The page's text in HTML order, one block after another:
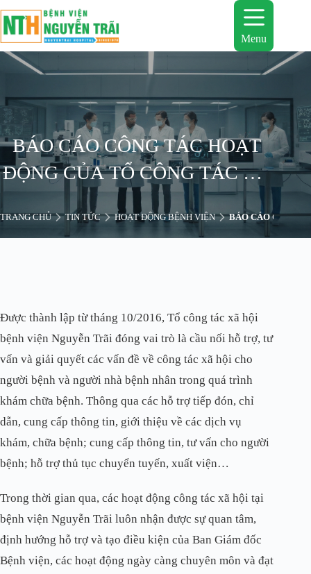
đến
phần
nội
dung
Menu
BÁO CÁO CÔNG TÁC HOẠT
ĐỘNG CỦA TỔ CÔNG TÁC XÃ
HỘI TỪ NĂM 2017 ĐẾN NAY
TRANG CHỦ TIN TỨC HOẠT ĐỘNG BỆNH VIỆN BÁO CÁO CÔNG
Được thành lập từ tháng 10/2016, Tổ công tác xã hội
bệnh viện Nguyễn Trãi đóng vai trò là cầu nối hỗ trợ, tư
vấn và giải quyết các vấn đề về công tác xã hội cho
người bệnh và người nhà bệnh nhân trong quá trình
khám chữa bệnh. Thông qua các hỗ trợ tiếp đón, chỉ
dẫn, cung cấp thông tin, giới thiệu về các dịch vụ
khám, chữa bệnh; cung cấp thông tin, tư vấn cho người
bệnh; hỗ trợ thủ tục chuyển tuyến, xuất viện…
Trong thời gian qua, các hoạt động công tác xã hội tại
bệnh viện Nguyễn Trãi luôn nhận được sự quan tâm,
định hướng hỗ trợ và tạo điều kiện của Ban Giám đốc
Bệnh viện, các hoạt động ngày càng chuyên môn và đạt